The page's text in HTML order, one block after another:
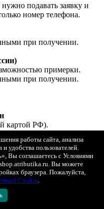
подавать заявку и
номер телефона.
при получении.
примерки.
при получении.
картой РФ).
заказе для доставки - 1
забрать самовывозом в
слобода 26 стр. 2
работы сайта, анализа
удобства пользователей.
Вы соглашаетесь с Условиями
Вы можете
браузера. Пожалуйста,
Cookie.